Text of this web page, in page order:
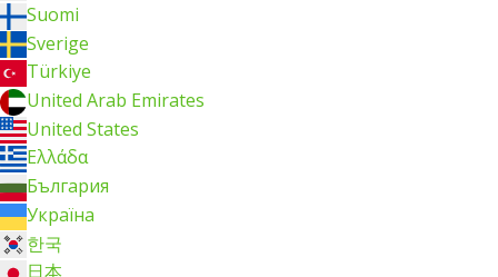
Suomi
Sverige
Türkiye
United Arab Emirates
United States
Ελλάδα
България
Україна
한국
日本